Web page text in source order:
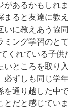
があるかもしれ
まると友達に教
いに教えあう協
ング学習のと
くれている子供
いところを取り
必ずしも同じ学
を通り越した中
だと感じていま